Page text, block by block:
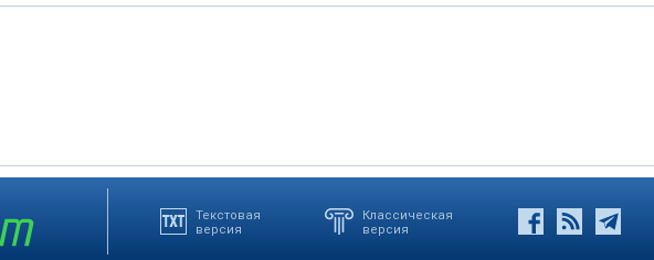
Текстовая
версия
Классическая
версия